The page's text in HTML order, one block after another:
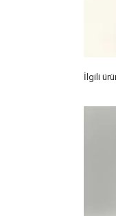
İlgili